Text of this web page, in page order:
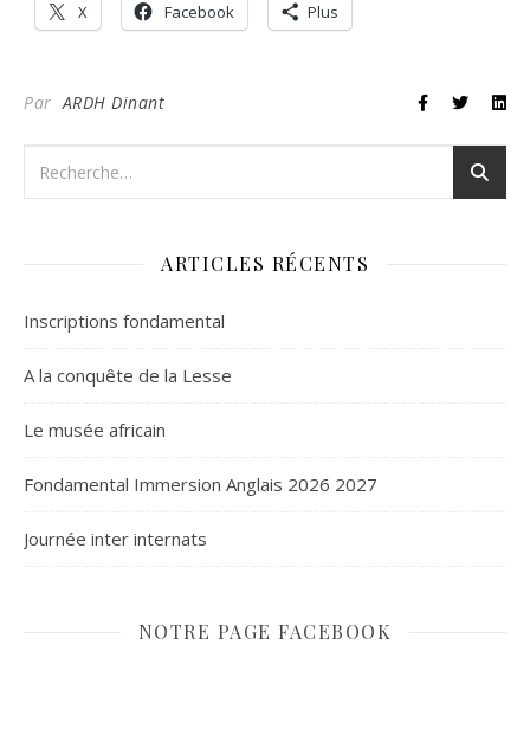
X Facebook Plus
ParARDH Dinant
ARTICLES RÉCENTS
Inscriptions fondamental
A la conquête de la Lesse
Le musée africain
Fondamental Immersion Anglais 2026 2027
Journée inter internats
NOTRE PAGE FACEBOOK